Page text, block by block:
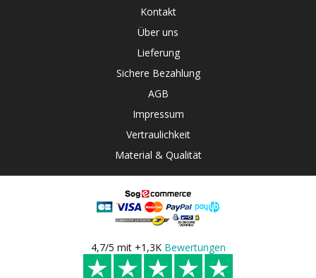
Kontakt
Über uns
Lieferung
Sichere Bezahlung
AGB
Impressum
Vertraulichkeit
Material & Qualität
4,7/5 mit +1,3K Bewertungen